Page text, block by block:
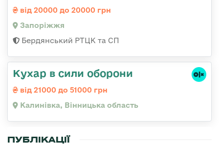
від 20000 до 20000 грн
Запоріжжя
Бердянський РТЦК та СП
Кухар в сили оборони
від 21000 до 51000 грн
Калинівка, Вінницька область
ПУБЛІКАЦІЇ